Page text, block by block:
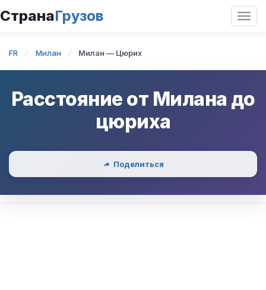
СтранаГрузов
FR Милан Милан — Цюрих
Расстояние от Милана до
цюриха
Поделиться